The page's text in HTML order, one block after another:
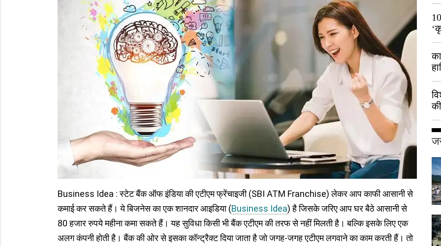
Business Idea : स्टेट बैंक ऑफ इंडिया की एटीएम फ्रेंचाइजी (SBI ATM Franchise) लेकर आप काफी आसानी से
कमाई कर सकते हैं। ये बिजनेस का एक शानदार आइडिया (Business Idea) है जिसके जरिए आप घर बैठे आसानी से
80 हजार रुपये महीना कमा सकते हैं। यह सुविधा किसी भी बैंक एटीएम की तरफ से नहीं मिलती है। बल्कि इसके लिए एक
अलग कंपनी होती है। बैंक की ओर से इसका कॉन्ट्रैक्ट दिया जाता है जो जगह-जगह एटीएम लगवाने का काम करती हैं। तो
हुई